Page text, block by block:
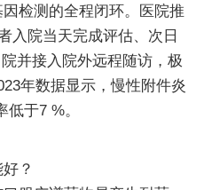
检测的全程闭环。医院推
入院当天完成评估、次日
并接入院外远程随访，极
年数据显示，慢性附件炎
于7 %。
？